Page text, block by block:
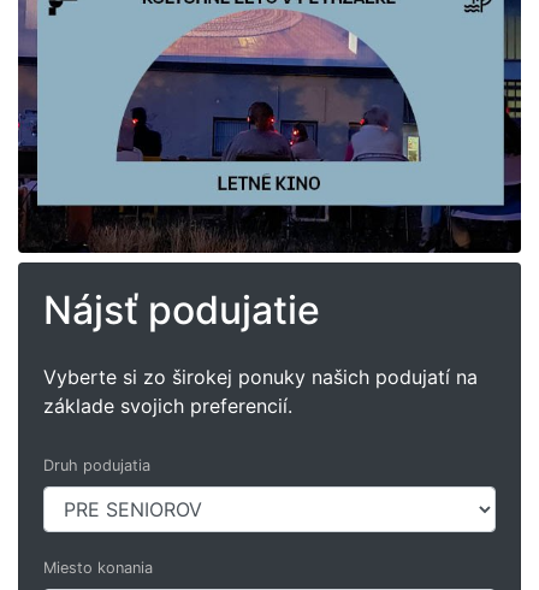
Nájsť podujatie
Vyberte si zo širokej ponuky našich podujatí na
základe svojich preferencií.
Druh podujatia
Miesto konania